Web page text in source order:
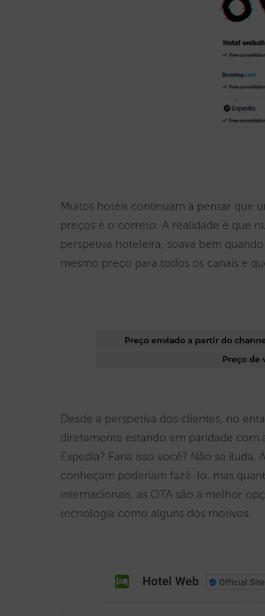
Muitos hotéis continuam a pensar que
preços é o correto. A realidade é que
perspetiva hoteleira, soava bem
mesmo preço para todos os canais e
Desde a perspetiva dos clientes, no
diretamente estando em paridade com
Expedia? Faria isso você? Não se
conheçam poderiam fazê-lo, mas
internacionais, as OTA são a melhor
tecnologia como alguns dos motivos.